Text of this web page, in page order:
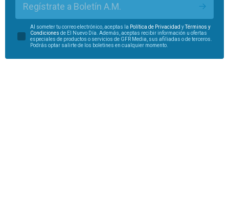
Regístrate a Boletín A.M.
Al someter tu correo electrónico, aceptas la Política de Privacidad yTérminos y
Condiciones de El Nuevo Día. Además, aceptas recibir información u ofertas
especiales de productos o servicios de GFR Media, sus afiliadas o de terceros.
Podrás optar salirte de los boletines en cualquier momento.